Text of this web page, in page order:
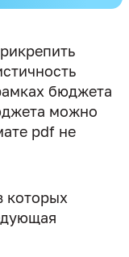
бюджета
можно
pdf не
которых